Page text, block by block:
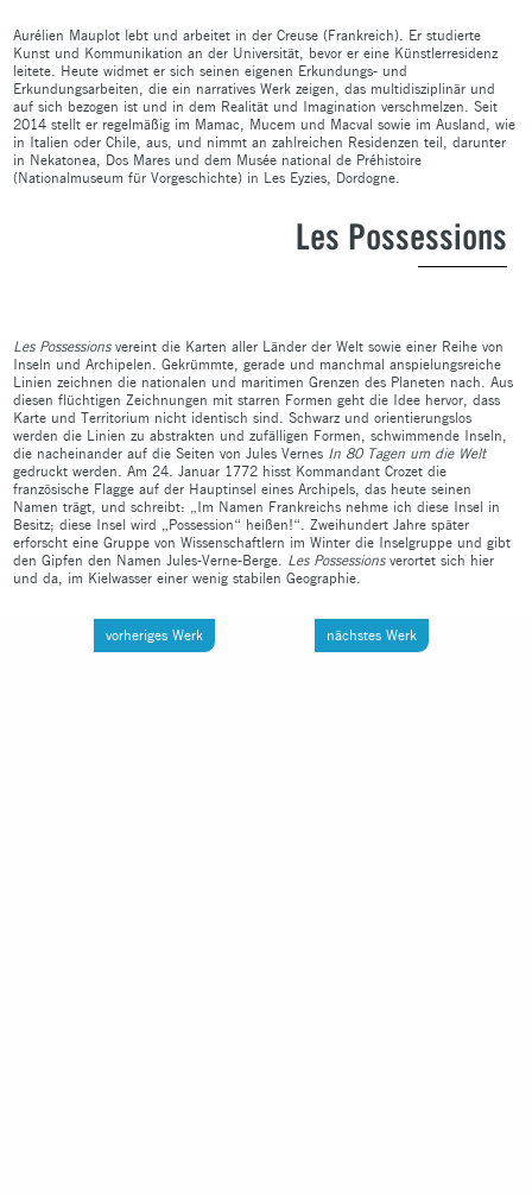
Aurélien Mauplot lebt und arbeitet in der Creuse (Frankreich). Er studierte
Kunst und Kommunikation an der Universität, bevor er eine Künstlerresidenz
leitete. Heute widmet er sich seinen eigenen Erkundungs- und
Erkundungsarbeiten, die ein narratives Werk zeigen, das multidisziplinär und
auf sich bezogen ist und in dem Realität und Imagination verschmelzen. Seit
2014 stellt er regelmäßig im Mamac, Mucem und Macval sowie im Ausland, wie
in Italien oder Chile, aus, und nimmt an zahlreichen Residenzen teil, darunter
in Nekatonea, Dos Mares und dem Musée national de Préhistoire
(Nationalmuseum für Vorgeschichte) in Les Eyzies, Dordogne.
Les Possessions
Les Possessionsvereint die Karten aller Länder der Welt sowie einer Reihe von
Inseln und Archipelen. Gekrümmte, gerade und manchmal anspielungsreiche
Linien zeichnen die nationalen und maritimen Grenzen des Planeten nach. Aus
diesen flüchtigen Zeichnungen mit starren Formen geht die Idee hervor, dass
Karte und Territorium nicht identisch sind. Schwarz und orientierungslos
werden die Linien zu abstrakten und zufälligen Formen, schwimmende Inseln,
die nacheinander auf die Seiten von Jules Vernes In 80 Tagen um die Welt
gedruckt werden. Am 24. Januar 1772 hisst Kommandant Crozet die
französische Flagge auf der Hauptinsel eines Archipels, das heute seinen
Namen trägt, und schreibt: „Im Namen Frankreichs nehme ich diese Insel in
Besitz; diese Insel wird „Possession“ heißen!“. Zweihundert Jahre später
erforscht eine Gruppe von Wissenschaftlern im Winter die Inselgruppe und gibt
den Gipfen den Namen Jules-Verne-Berge. Les Possessionsverortet sich hier
und da, im Kielwasser einer wenig stabilen Geographie.
vorheriges Werk nächstes Werk